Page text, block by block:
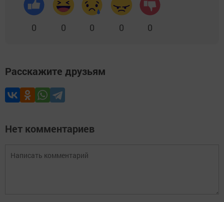
0 0 0 0 0
Расскажите друзьям
Нет комментариев